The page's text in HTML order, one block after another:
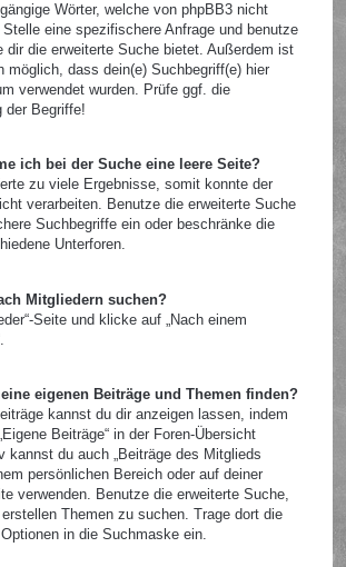
Wörter, welche von phpBB3 nicht
eine spezifischere Anfrage und benutze
dir die erweiterte Suche bietet. Außerdem ist
möglich, dass dein(e) Suchbegriff(e) hier
verwendet wurden. Prüfe ggf. die
der Begriffe!
ich bei der Suche eine leere Seite?
zu viele Ergebnisse, somit konnte der
verarbeiten. Benutze die erweiterte Suche
Suchbegriffe ein oder beschränke die
Unterforen.
Mitgliedern suchen?
Seite und klicke auf „Nach einem
eigenen Beiträge und Themen finden?
kannst du dir anzeigen lassen, indem
Beiträge“ in der Foren-Übersicht
kannst du auch „Beiträge des Mitglieds
persönlichen Bereich oder auf deiner
verwenden. Benutze die erweiterte Suche,
Themen zu suchen. Trage dort die
in die Suchmaske ein.